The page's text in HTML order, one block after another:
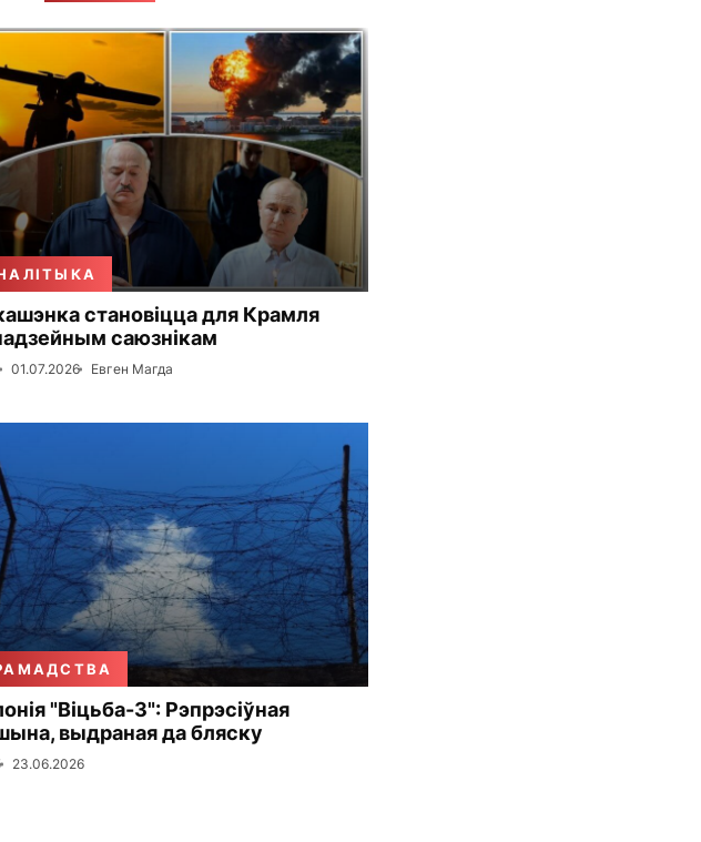
становіцца для Крамля
саюзнікам
01.07.2026 Евген Магда
"Віцьба-3": Рэпрэсіўная
выдраная да бляску
23.06.2026